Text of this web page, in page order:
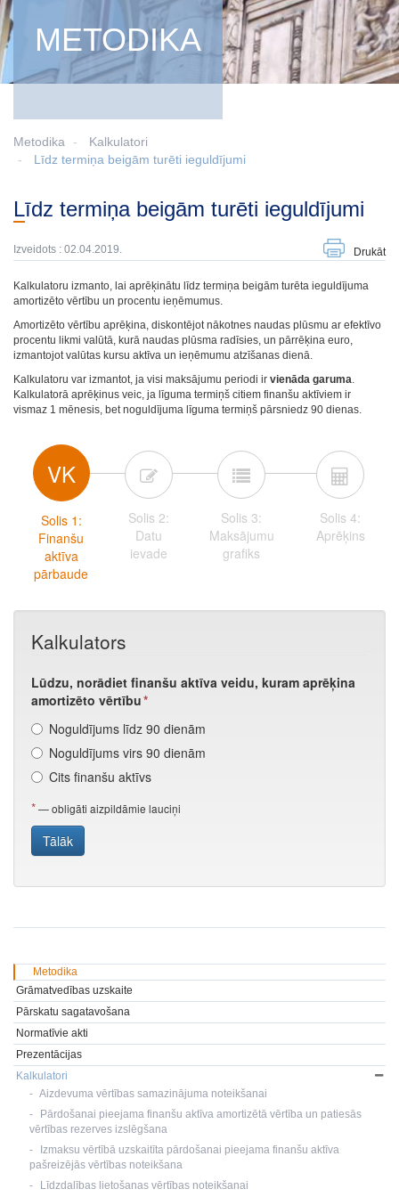
METODIKA
Metodika
Kalkulatori
Līdz termiņa beigām turēti ieguldījumi
Līdz termiņa beigām turēti ieguldījumi
Izveidots : 02.04.2019. Drukāt
Kalkulatoru izmanto, lai aprēķinātu līdz termiņa beigām turēta ieguldījuma
amortizēto vērtību un procentu ieņēmumus.
Amortizēto vērtību aprēķina, diskontējot nākotnes naudas plūsmu ar efektīvo
procentu likmi valūtā, kurā naudas plūsma radīsies, un pārrēķina euro,
izmantojot valūtas kursu aktīva un ieņēmumu atzīšanas dienā.
Kalkulatoru var izmantot, ja visi maksājumu periodi ir vienāda garuma.
Kalkulatorā aprēķinus veic, ja līguma termiņš citiem finanšu aktīviem ir
vismaz 1 mēnesis, bet noguldījuma līguma termiņš pārsniedz 90 dienas.
Metodika
Grāmatvedības uzskaite
Pārskatu sagatavošana
Normatīvie akti
Prezentācijas
Kalkulatori
Aizdevuma vērtības samazinājuma noteikšanai
Pārdošanai pieejama finanšu aktīva amortizētā vērtība un patiesās
vērtības rezerves izslēgšana
Izmaksu vērtībā uzskaitīta pārdošanai pieejama finanšu aktīva
pašreizējās vērtības noteikšana
Līdzdalības lietošanas vērtības noteikšanai